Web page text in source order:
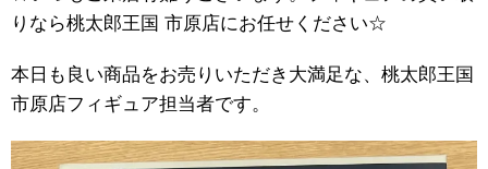
りなら桃太郎王国 市原店にお任せください☆
本日も良い商品をお売りいただき大満足な、桃太郎王国
市原店フィギュア担当者です。